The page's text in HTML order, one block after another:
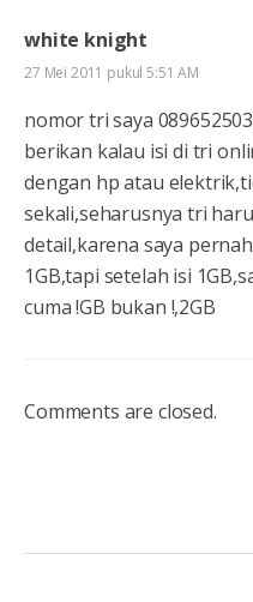
white knight
27 Mei 2011 pukul 5:51 AM
nomor tri saya
berikan kalau isi di tri
dengan hp atau
sekali,seharusnya tri
detail,karena saya
1GB,tapi setelah isi
cuma !GB bukan !,2GB
Comments are closed.